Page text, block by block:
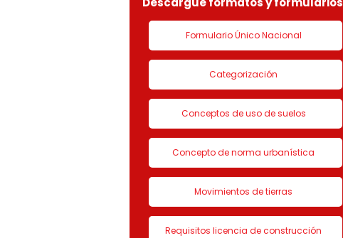
Formulario Único Nacional
Categorización
Conceptos de uso de suelos
Concepto de norma urbanística
Movimientos de tierras
Requisitos licencia de construcción